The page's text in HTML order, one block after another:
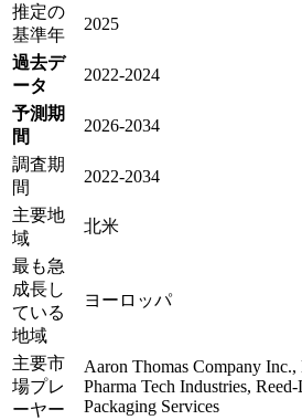
推定の
基準年
2025
過去デ
ータ
2022-2024
予測期
間
2026-2034
調査期
間
2022-2034
主要地
域
北米
最も急
成長し
ている
地域
ヨーロッパ
主要市
場プレ
ーヤー
Aaron Thomas Company
Pharma Tech Industries,
Packaging Services